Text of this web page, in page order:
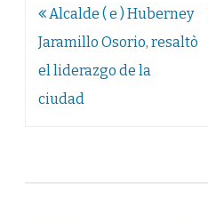
Navegación
de
entradas
Alcalde ( e ) Huberney
Jaramillo Osorio, resaltò
el liderazgo de la
ciudad